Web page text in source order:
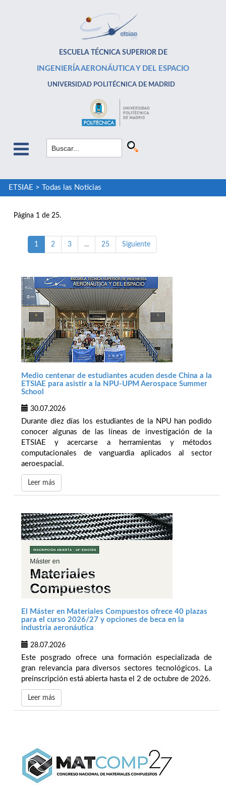
ESCUELA TÉCNICA SUPERIOR DE
INGENIERÍA AERONÁUTICA Y DEL ESPACIO
UNIVERSIDAD POLITÉCNICA DE MADRID
ETSIAE > Todas las Noticias
Página 1 de 25.
1 2 3 ... 25 Siguiente
Medio centenar de estudiantes acuden desde China a la
ETSIAE para asistir a la NPU-UPM Aerospace Summer
School
30.07.2026
Durante diez días los estudiantes de la NPU han podido
conocer algunas de las líneas de investigación de la
ETSIAE y acercarse a herramientas y métodos
computacionales de vanguardia aplicados al sector
aeroespacial.
Leer más
El Máster en Materiales Compuestos ofrece 40 plazas
para el curso 2026/27 y opciones de beca en la
industria aeronáutica
28.07.2026
Este posgrado ofrece una formación especializada de
gran relevancia para diversos sectores tecnológicos. La
preinscripción está abierta hasta el 2 de octubre de 2026.
Leer más